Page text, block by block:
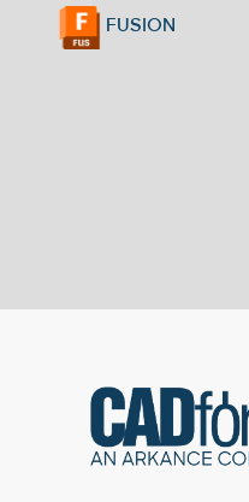
FUSION